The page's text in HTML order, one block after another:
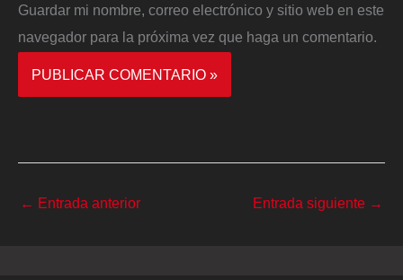
Guardar mi nombre, correo electrónico y sitio web en este
navegador para la próxima vez que haga un comentario.
← Entrada anterior Entrada siguiente →